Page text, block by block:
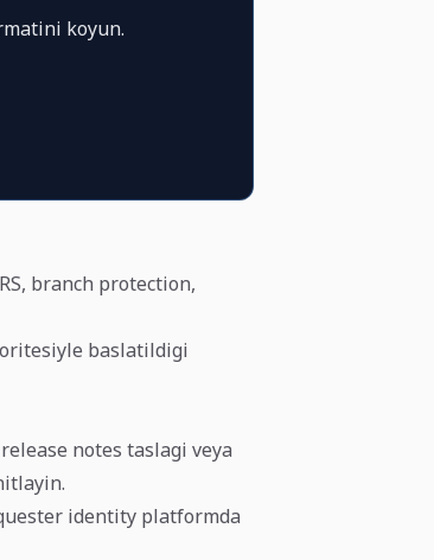
koyun.
branch protection,
baslatildigi
notes taslagi veya
identity platformda